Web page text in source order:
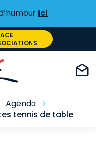
ici
Agenda
tennis de table